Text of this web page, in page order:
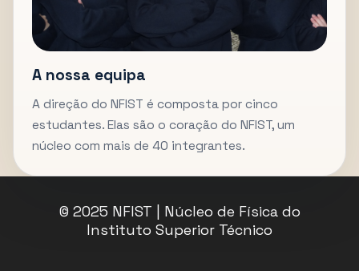
A nossa equipa
A direção do NFIST é composta por cinco
estudantes. Elas são o coração do NFIST, um
núcleo com mais de 40 integrantes.
© 2025 NFIST | Núcleo de Física do
Instituto Superior Técnico